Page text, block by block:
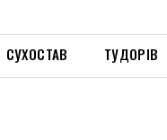
СУХОСТАВ ТУДОРІВ